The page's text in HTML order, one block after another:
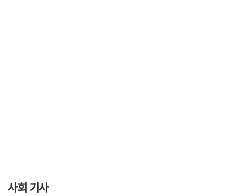
사회 기사